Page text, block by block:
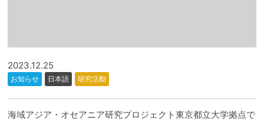
2023.12.25
お知らせ 日本語 研究活動
海域アジア・オセアニア研究プロジェクト東京都立大学拠点で